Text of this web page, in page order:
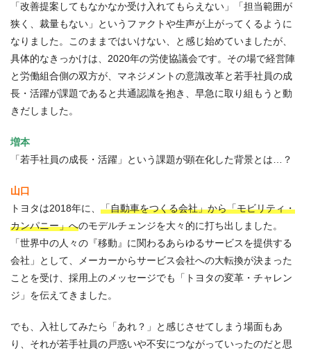
「改善提案してもなかなか受け入れてもらえない」「担当範囲が
狭く、裁量もない」というファクトや生声が上がってくるように
なりました。このままではいけない、と感じ始めていましたが、
具体的なきっかけは、2020年の労使協議会です。その場で経営陣
と労働組合側の双方が、マネジメントの意識改革と若手社員の成
長・活躍が課題であると共通認識を抱き、早急に取り組もうと動
きだしました。
増本
「若手社員の成長・活躍」という課題が顕在化した背景とは…？
山口
トヨタは2018年に、 「自動車をつくる会社」から「モビリティ・
カンパニー」へのモデルチェンジを大々的に打ち出しました。
「世界中の人々の『移動』に関わるあらゆるサービスを提供する
会社」として、メーカーからサービス会社への大転換が決まった
ことを受け、採用上のメッセージでも「トヨタの変革・チャレン
ジ」を伝えてきました。
でも、入社してみたら「あれ？」と感じさせてしまう場面もあ
り、それが若手社員の戸惑いや不安につながっていったのだと思